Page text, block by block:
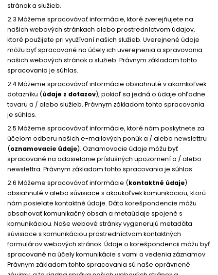
stránok a služieb.
2.3 Môžeme spracovávať informácie, ktoré zverejňujete na
našich webových stránkach alebo prostredníctvom údajov,
ktoré použijete pri využívaní našich služieb. Uverejnené údaje
môžu byť spracované na účely ich uverejnenia a spravovania
našich webových stránok a služieb. Právnym základom tohto
spracovania je súhlas.
2.4 Môžeme spracovávať informácie obsiahnuté v akomkoľvek
dotazníku (údaje z dotazov), pokiaľ sa jedná o údaje ohľadne
tovaru a / alebo služieb. Právnym základom tohto spracovania
je súhlas.
2.5 Môžeme spracovávať informácie, ktoré nám poskytnete za
účelom odberu našich e-mailových ponúk a / alebo newslettru
(oznamovacie údaje). Oznamovacie údaje môžu byť
spracované na odosielanie príslušných upozornení a / alebo
newslettra. Právnym základom tohto spracovania je súhlas.
2.6 Môžeme spracovávať informácie (kontaktné údaje)
obsiahnuté v alebo súvisiace s akoukoľvek komunikáciou, ktorú
nám posielate kontaktné údaje. Dáta korešpondencie môžu
obsahovať komunikačný obsah a metaúdaje spojené s
komunikáciou. Naše webové stránky vygenerujú metadáta
súvisiace s komunikáciou prostredníctvom kontaktných
formulárov webových stránok. Údaje o korešpondencii môžu byť
spracované na účely komunikácie s vami a vedenia záznamov.
Právnym základom tohto spracovania sú naše oprávnené